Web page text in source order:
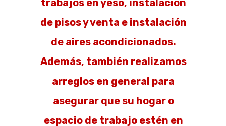
trabajos en yeso, instalación
de pisos y venta e instalación
de aires acondicionados.
Además, también realizamos
arreglos en general para
asegurar que su hogar o
espacio de trabajo estén en